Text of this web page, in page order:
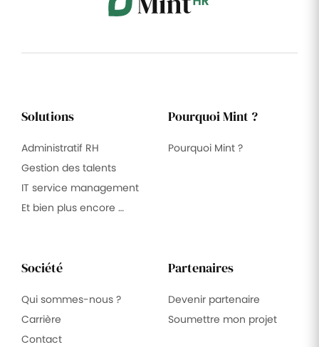
Solutions
Administratif RH
Gestion des talents
IT service management
Et bien plus encore …
Pourquoi Mint ?
Pourquoi Mint ?
Société
Qui sommes-nous ?
Carrière
Contact
Partenaires
Devenir partenaire
Soumettre mon projet